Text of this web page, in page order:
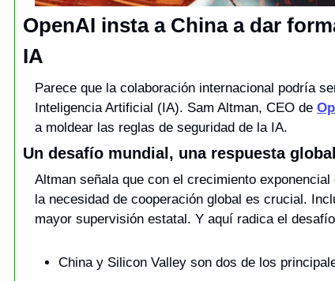
OpenAI insta a China a dar
IA
Parece que la colaboración internacional podría
Inteligencia Artificial (IA). Sam Altman, CEO de
a moldear las reglas de seguridad de la IA.
Un desafío mundial, una respuesta global
Altman señala que con el crecimiento
la necesidad de cooperación global es crucial.
mayor supervisión estatal. Y aquí radica el
China y Silicon Valley son dos de los